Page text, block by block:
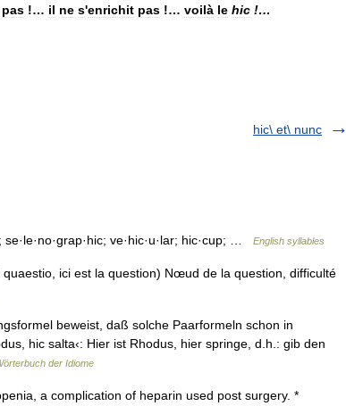
pas !… il ne s'enrichit pas !… voilà le hic !…
hic\ et\ nunc
ve·hic·u·lar; hic·cup; … English syllables
ici est la question) Nœud de la question, difficulté
beweist, daß solche Paarformeln schon in
hic salta‹: Hier ist Rhodus, hier springe, d.h.: gib den
der Idiome
a complication of heparin used post surgery. *